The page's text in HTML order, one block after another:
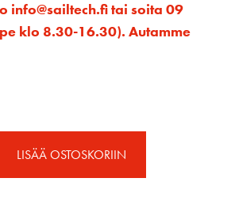
info@sailtech.fi tai soita 09
klo 8.30-16.30). Autamme
LISÄÄ OSTOSKORIIN